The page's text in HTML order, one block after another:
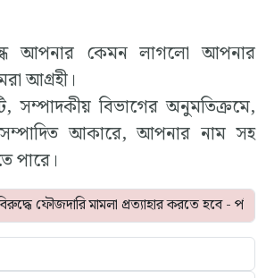
আপনার কেমন লাগলো আপনার
আগ্রহী।
সম্পাদকীয় বিভাগের অনুমতিক্রমে,
আকারে, আপনার নাম সহ
পারে।